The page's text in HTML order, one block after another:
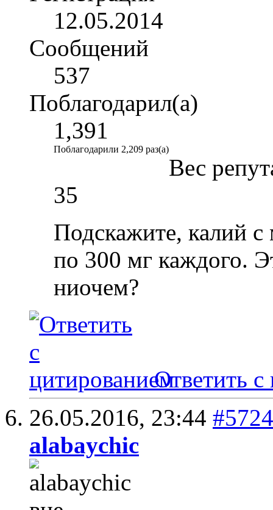
12.05.2014
Сообщений
537
Поблагодарил(а)
1,391
Поблагодарили 2,209 раз(а)
Вес
35
Подскажите, калий
по 300 мг каждого.
ниочем?
Ответить с
26.05.2016, 23:44 #5724
alabaychic